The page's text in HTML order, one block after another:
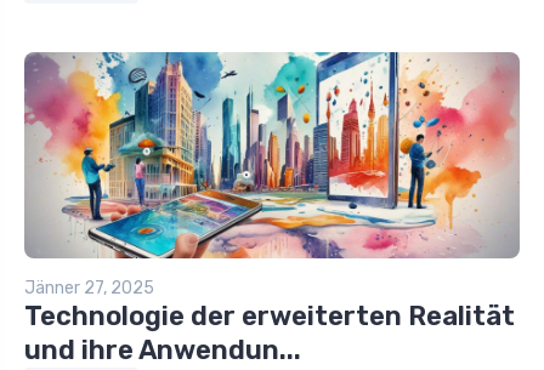
Jänner 27, 2025
Technologie der erweiterten Realität
und ihre Anwendun...